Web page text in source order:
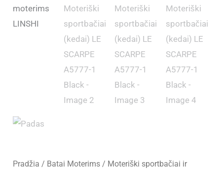
Pradžia / Batai Moterims / Moteriški sportbačiai ir